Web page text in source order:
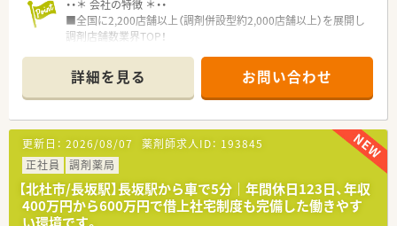
・・＊ 会社の特徴 ＊・・
■全国に2,200店舗以上（調剤併設型約2,000店舗以上）を展開し
調剤店舗数業界TOP！
頑張り次第で高給与も可能！
■経験や勤務コースによりますが、経験の少ない方でも500万前
半スタートと業界TOP水準！
■職種や職域に合わせ、豊富な社内研修や外部組織と連携した研
修を用意されています
■薬剤師が中心の会社だからこそ活躍できるキャリアパスが多
種多様に用意されています。
■店舗拡大に伴い、エリアマネジャーや営業部長等のマネジメン
トのポジションも増えます。
■在宅や教育等の専門性を活かせるスペシャリストを目指すこ
詳細を見る お問い合わせ
更新日： 2026/08/07 薬剤師求人ID： 193845
正社員
調剤薬局
【北杜市/長坂駅】長坂駅から車で5分｜年間休日123日、年収
400万円から600万円で借上社宅制度も完備した働きやす